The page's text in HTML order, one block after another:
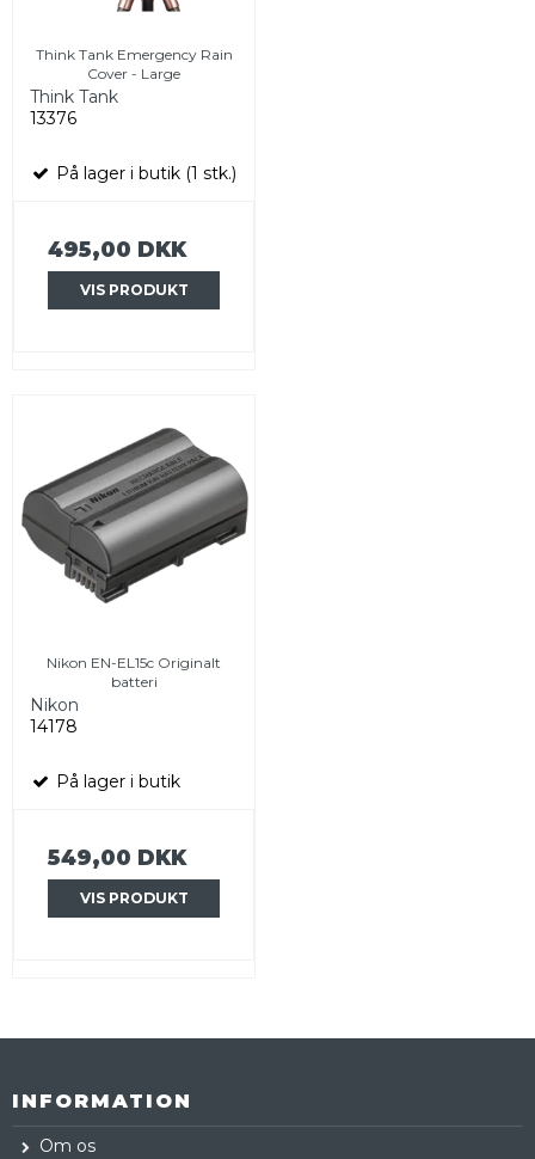
Think Tank Emergency Rain
Cover - Large
Think Tank
13376
På lager i butik (1 stk.)
495,00 DKK
VIS PRODUKT
Nikon EN-EL15c Originalt
batteri
Nikon
14178
På lager i butik
549,00 DKK
VIS PRODUKT
INFORMATION
Om os